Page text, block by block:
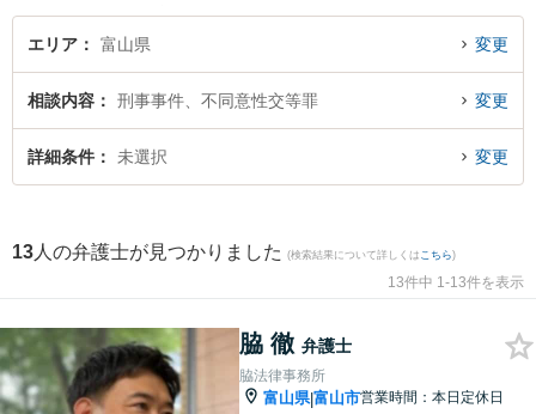
刑事事件に関係する加害者側や少年事件、再犯・前科あり等の細かな分野での
絞り込み検索もでき便利です。特に脇法律事務所の脇 徹弁護士や江藤法律事務
同意性交等罪(レイプ・強姦)のトラブルを今すぐに弁護士に相談したい』『不同
意性交等罪(レイプ・強姦)のトラブル解決の実績豊富な近くの弁護士を検索した
い』『初回相談無料で不同意性交等罪(レイプ・強姦)を法律相談できる富山県内
エリア 富山県 変更
相談内容 刑事事件、不同意性交等罪 変更
詳細条件 未選択 変更
13 人の弁護士が見つかりました (検索結果について詳しくは こちら)
13件中 1-13件を表示
脇 徹 弁護士
脇法律事務所
富山県|富山市営業時間：本日定休日